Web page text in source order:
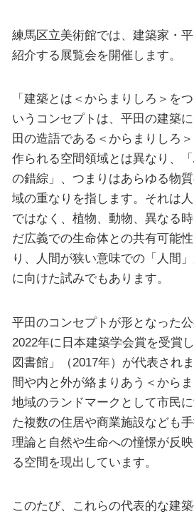
練馬区立美術館では、建築家・
紹介する展覧会を開催します。
「建築とは＜からまりしろ＞を
いうコンセプトは、平田の建築
田の造語である＜からまりしろ
作られる空間領域とは異なり、
の錯綜」、つまりはあらゆる物
域の重なりを指します。それは
ではなく、植物、動物、異なる
だ広義での生命体との共有可能
り、人間が狭い意味での「人間
に向けた試みでもあります。
平田のコンセプトが形となった公
2022年に日本建築学会賞を受賞
図書館」（2017年）が代表され
間や内と外が絡まりあう＜から
地域のランドマークとして市民
た複数の住居や商業施設なども
理論と自然や生命への憧憬が反
る空間を現出しています。
このたび、これらの代表的な建